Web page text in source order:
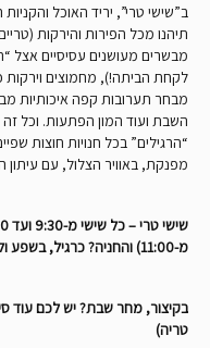
ב”שישי טרי”, יריד האוכל
תיהנו מכל הפירות והירקות
מבשרים מעושנים עסיסיים אצל
לקחת הביתה!), מחמוצים וירקות
מבחר תערובות קפה איכותיות
השבת ועוד המון הפתעות. וכל זה
“הרגילים” בכל חנויות חוצות
מפנקת, באוויר הצלול, עם
מ-11:00) והחניה? כרגיל, בשפע וללא כל עלות.
בקיצור, מחר שבת? יש לכם עוד
טריה)